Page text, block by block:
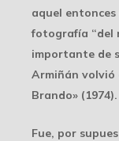
aquel
fotografía “del
importante de
Armiñán volvió
Brando» (1974).
Fue, por